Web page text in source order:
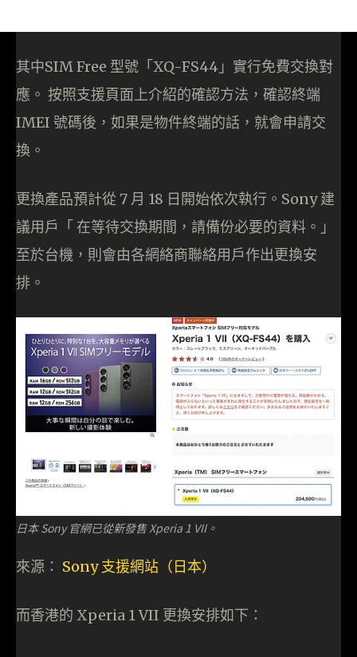
其中SIM Free 型號「XQ-FS44」實行免費交換對
應。 按照支援頁面上介紹的確認方法，確認終端
IMEI 號碼後，如果是物件終端的話，就會申請交
換。
更換產品預計從 7 月 18 日開始依次執行。Sony 建
議用戶「 在等待交換期間，請備份必要的資料。」
至於台機，則會由各網絡商聯絡用戶作出更換安
排。
日本 Sony 官網已從新發售 Xperia 1 VII。
來源： Sony 支援網站（日本）
而香港的 Xperia 1 VII 更換安排如下：